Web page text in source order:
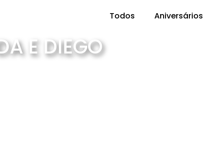
Todos Aniversários
E DIEGO